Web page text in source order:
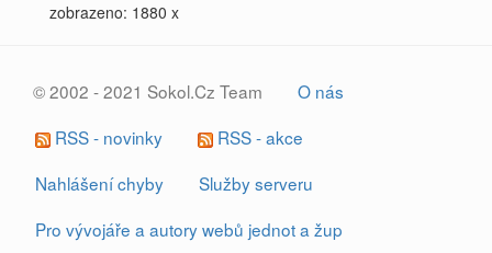
zobrazeno: 1880 x
© 2002 - 2021 Sokol.Cz Team
O nás
RSS - novinky
RSS - akce
Nahlášení chyby
Služby serveru
Pro vývojáře a autory webů jednot a žup